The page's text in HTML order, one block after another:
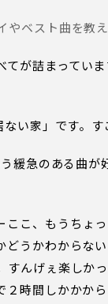
ベスト曲を教
てが詰まってい
ない家」です。
緩急のある曲
ここ、もうちょ
どうかわからな
すんげぇ楽しか
時間しかかか